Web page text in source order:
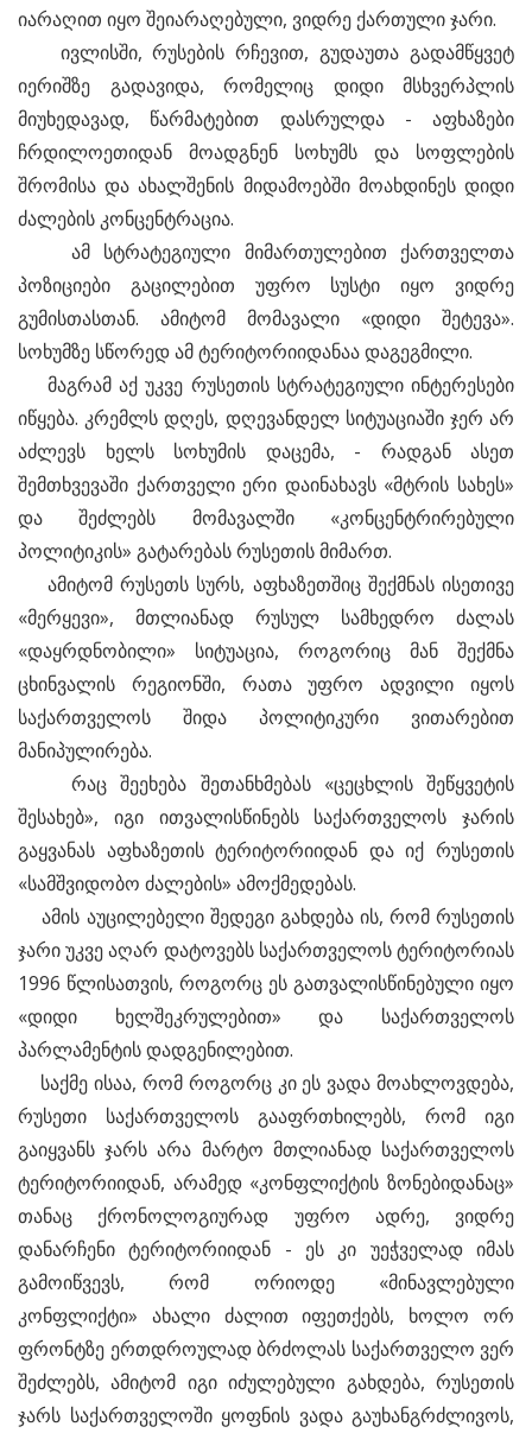
იარაღით იყო შეიარაღებული, ვიდრე ქართული ჯარი.
ივლისში, რუსების რჩევით, გუდაუთა გადამწყვეტ
იერიშზე გადავიდა, რომელიც დიდი მსხვერპლის
მიუხედავად, წარმატებით დასრულდა - აფხაზები
ჩრდილოეთიდან მოადგნენ სოხუმს და სოფლების
შრომისა და ახალშენის მიდამოებში მოახდინეს დიდი
ძალების კონცენტრაცია.
ამ სტრატეგიული მიმართულებით ქართველთა
პოზიციები გაცილებით უფრო სუსტი იყო ვიდრე
გუმისთასთან. ამიტომ მომავალი «დიდი შეტევა».
სოხუმზე სწორედ ამ ტერიტორიიდანაა დაგეგმილი.
მაგრამ აქ უკვე რუსეთის სტრატეგიული ინტერესები
იწყება. კრემლს დღეს, დღევანდელ სიტუაციაში ჯერ არ
აძლევს ხელს სოხუმის დაცემა, - რადგან ასეთ
შემთხვევაში ქართველი ერი დაინახავს «მტრის სახეს»
და შეძლებს მომავალში «კონცენტრირებული
პოლიტიკის» გატარებას რუსეთის მიმართ.
ამიტომ რუსეთს სურს, აფხაზეთშიც შექმნას ისეთივე
«მერყევი», მთლიანად რუსულ სამხედრო ძალას
«დაყრდნობილი» სიტუაცია, როგორიც მან შექმნა
ცხინვალის რეგიონში, რათა უფრო ადვილი იყოს
საქართველოს შიდა პოლიტიკური ვითარებით
მანიპულირება.
რაც შეეხება შეთანხმებას «ცეცხლის შეწყვეტის
შესახებ», იგი ითვალისწინებს საქართველოს ჯარის
გაყვანას აფხაზეთის ტერიტორიიდან და იქ რუსეთის
«სამშვიდობო ძალების» ამოქმედებას.
ამის აუცილებელი შედეგი გახდება ის, რომ რუსეთის
ჯარი უკვე აღარ დატოვებს საქართველოს ტერიტორიას
1996 წლისათვის, როგორც ეს გათვალისწინებული იყო
«დიდი ხელშეკრულებით» და საქართველოს
პარლამენტის დადგენილებით.
საქმე ისაა, რომ როგორც კი ეს ვადა მოახლოვდება,
რუსეთი საქართველოს გააფრთხილებს, რომ იგი
გაიყვანს ჯარს არა მარტო მთლიანად საქართველოს
ტერიტორიიდან, არამედ «კონფლიქტის ზონებიდანაც»
თანაც ქრონოლოგიურად უფრო ადრე, ვიდრე
დანარჩენი ტერიტორიიდან - ეს კი უეჭველად იმას
გამოიწვევს, რომ ორიოდე «მინავლებული
კონფლიქტი» ახალი ძალით იფეთქებს, ხოლო ორ
ფრონტზე ერთდროულად ბრძოლას საქართველო ვერ
შეძლებს, ამიტომ იგი იძულებული გახდება, რუსეთის
ჯარს საქართველოში ყოფნის ვადა გაუხანგრძლივოს,